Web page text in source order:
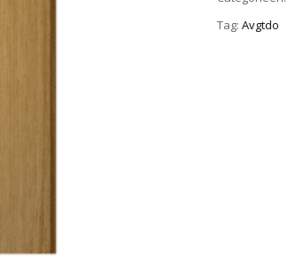
Tag: Avgtdo